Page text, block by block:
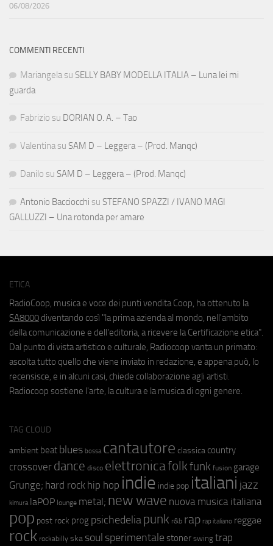
06/08/2026
COMMENTI RECENTI
Mariangela su SELLY BABY MODELLA ITALIA – Luna lei mi
guarda
Fabrizio su DORIAN O. A. – Tao
Valentina su SAM D – Leggera – (Prod. Manqc)
Danilo su SAM D – Leggera – (Prod. Manqc)
Antonio Bacciocchi su STEFANO SPAZZI / IVANO MAGI
GALLUZZI – Una rotonda per amare
ETICA
RadioCoop, musica e voce dei punti vendita Coop, ha ottenuto la
SA8000 diventando così "la prima azienda al mondo, nell'ambito
della comunicazione e dell'editoria, a ricevere la Certificazione etica".
Dal punto di vista artistico e culturale, Radiocoop vanta un primato:
ascolta tutto quello che viene inviato in redazione, e appena può, lo
recensisce, e in alcuni casi, chiede collaborazione agli artisti.
Radiocoop sostiene l'arte, la cultura e la musica di ogni genere.
TAG CLOUD
ambient beat blues bossa cantautore classica country
crossover dance disco elettronicafolkfunk fusion garage
Grunge; hard rock hip hop indie indie pop italiani jazz
kimura laPOP lounge metal; new wave nuova musica italiana
pop post rock prog psichedeliapunk r&b rap rap italiano reggae
rock rockabilly ska soul sperimentale stoner swing trap